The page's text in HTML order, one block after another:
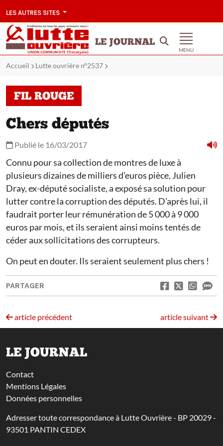
LES AUTRES SITES
LE JOURNAL
MENU
Accueil Lutte ouvrière n°2537
FIL ROUGE
Chers députés
Publié le 16/03/2017
Connu pour sa collection de montres de luxe à
plusieurs dizaines de milliers d’euros pièce, Julien
Dray, ex-député socialiste, a exposé sa solution pour
lutter contre la corruption des députés. D’après lui, il
faudrait porter leur rémunération de 5 000 à 9 000
euros par mois, et ils seraient ainsi moins tentés de
céder aux sollicitations des corrupteurs.
On peut en douter. Ils seraient seulement plus chers !
PARTAGER
article précédent article suivant
LE JOURNAL
Contact
Mentions Légales
Données personnelles
Adresser toute correspondance à Lutte Ouvrière - BP 20029 -
93501 PANTIN CEDEX